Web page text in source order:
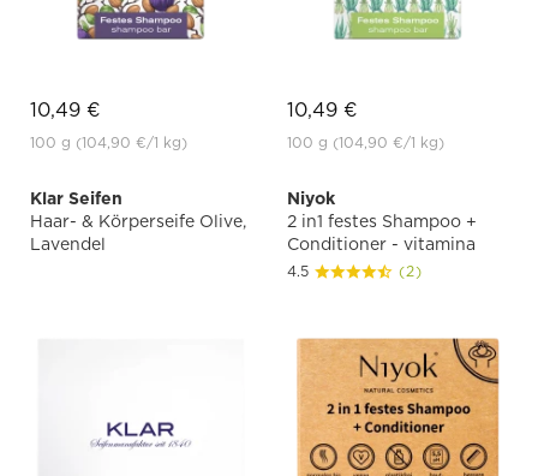
10,49 €
100 g (104,90 €/1 kg)
10,49 €
100 g (104,90 €/1 kg)
Klar Seifen
Haar- & Körperseife Olive,
Lavendel
Niyok
2 in1 festes Shampoo +
Conditioner - vitamina
4.5 (2)